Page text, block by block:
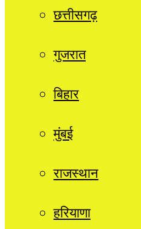
छत्तीसगढ़
गुजरात
बिहार
मुंबई
राजस्थान
हरियाणा